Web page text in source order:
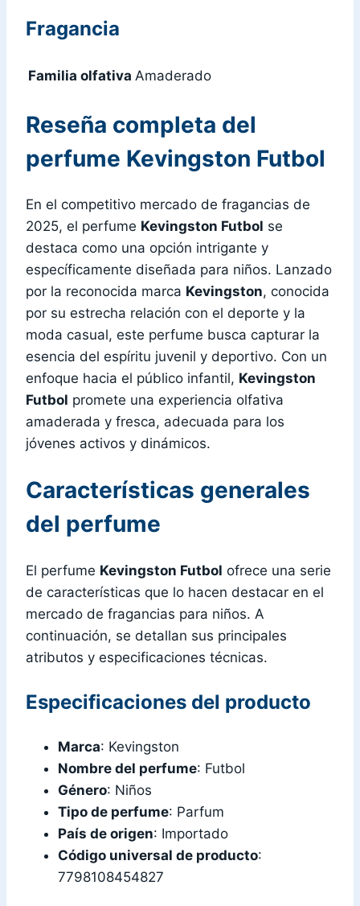
Fragancia
Familia olfativa Amaderado
Reseña completa del
perfume Kevingston Futbol
En el competitivo mercado de fragancias de
2025, el perfume Kevingston Futbol se
destaca como una opción intrigante y
específicamente diseñada para niños. Lanzado
por la reconocida marca Kevingston, conocida
por su estrecha relación con el deporte y la
moda casual, este perfume busca capturar la
esencia del espíritu juvenil y deportivo. Con un
enfoque hacia el público infantil, Kevingston
Futbol promete una experiencia olfativa
amaderada y fresca, adecuada para los
jóvenes activos y dinámicos.
Características generales
del perfume
El perfume Kevingston Futbol ofrece una serie
de características que lo hacen destacar en el
mercado de fragancias para niños. A
continuación, se detallan sus principales
atributos y especificaciones técnicas.
Especificaciones del producto
Marca: Kevingston
Nombre del perfume: Futbol
Género: Niños
Tipo de perfume: Parfum
País de origen: Importado
Código universal de producto:
7798108454827